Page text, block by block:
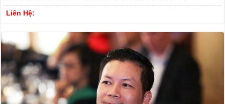
Liên Hệ: